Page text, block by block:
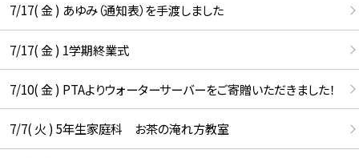
7/17( 金 ) あゆみ（通知表）を手渡しました
7/17( 金 ) 1学期終業式
7/10( 金 ) PTAよりウォーターサーバーをご寄贈いただきました！
7/7( 火 ) 5年生家庭科 お茶の淹れ方教室